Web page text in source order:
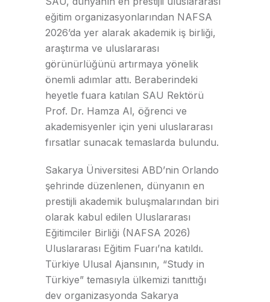
eğitim organizasyonlarından NAFSA
2026’da yer alarak akademik iş birliği,
araştırma ve uluslararası
görünürlüğünü artırmaya yönelik
önemli adımlar attı. Beraberindeki
heyetle fuara katılan SAU Rektörü
Prof. Dr. Hamza Al, öğrenci ve
akademisyenler için yeni uluslararası
fırsatlar sunacak temaslarda bulundu.
Sakarya Üniversitesi ABD’nin Orlando
şehrinde düzenlenen, dünyanın en
prestijli akademik buluşmalarından biri
olarak kabul edilen Uluslararası
Eğitimciler Birliği (NAFSA 2026)
Uluslararası Eğitim Fuarı’na katıldı.
Türkiye Ulusal Ajansının, “Study in
Türkiye” temasıyla ülkemizi tanıttığı
dev organizasyonda Sakarya